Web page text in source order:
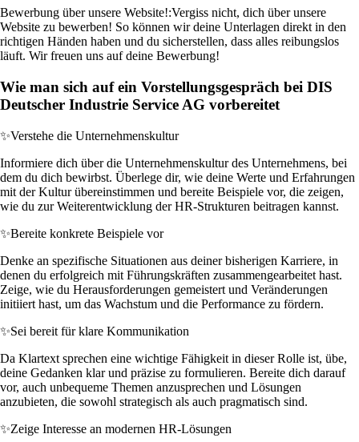
Bewerbung über unsere Website!:Vergiss nicht, dich über unsere
Website zu bewerben! So können wir deine Unterlagen direkt in den
richtigen Händen haben und du sicherstellen, dass alles reibungslos
läuft. Wir freuen uns auf deine Bewerbung!
Wie man sich auf ein Vorstellungsgespräch bei DIS
Deutscher Industrie Service AG vorbereitet
✨Verstehe die Unternehmenskultur
Informiere dich über die Unternehmenskultur des Unternehmens, bei
dem du dich bewirbst. Überlege dir, wie deine Werte und Erfahrungen
mit der Kultur übereinstimmen und bereite Beispiele vor, die zeigen,
wie du zur Weiterentwicklung der HR-Strukturen beitragen kannst.
✨Bereite konkrete Beispiele vor
Denke an spezifische Situationen aus deiner bisherigen Karriere, in
denen du erfolgreich mit Führungskräften zusammengearbeitet hast.
Zeige, wie du Herausforderungen gemeistert und Veränderungen
initiiert hast, um das Wachstum und die Performance zu fördern.
✨Sei bereit für klare Kommunikation
Da Klartext sprechen eine wichtige Fähigkeit in dieser Rolle ist, übe,
deine Gedanken klar und präzise zu formulieren. Bereite dich darauf
vor, auch unbequeme Themen anzusprechen und Lösungen
anzubieten, die sowohl strategisch als auch pragmatisch sind.
✨Zeige Interesse an modernen HR-Lösungen